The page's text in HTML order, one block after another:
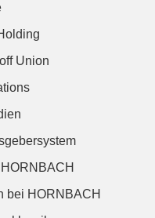
Union
bei HORNBACH